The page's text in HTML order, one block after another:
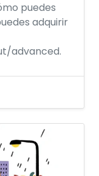
puedes
adquirir
advanced.